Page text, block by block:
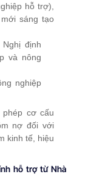
hỗ trợ),
sáng tạo
định
và nông
nghiệp
phép cơ cấu
nợ đối với
kinh tế, hiệu
hỗ trợ từ Nhà